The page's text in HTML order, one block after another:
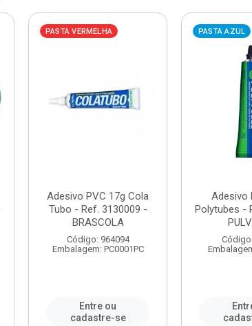
PASTA VERMELHA
Adesivo PVC 17g Cola
Tubo - Ref. 3130009 -
BRASCOLA
Código: 964094
Embalagem: PC0001PC
Entre ou
cadastre-se
PASTA AZUL
Adesivo
Polytubes -